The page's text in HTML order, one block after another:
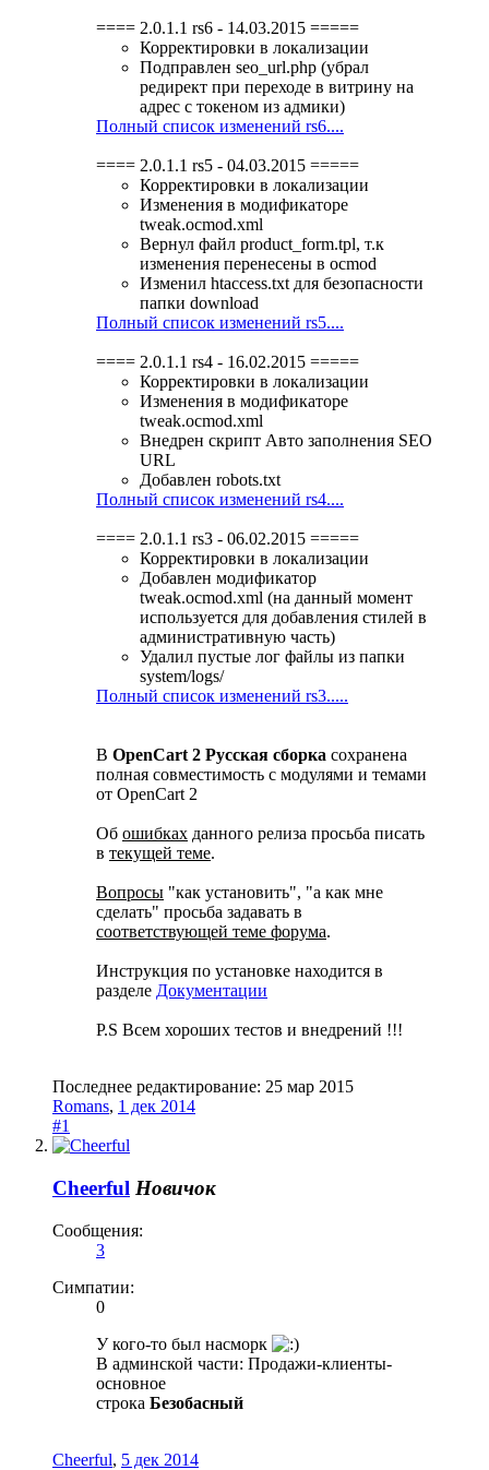
==== 2.0.1.1 rs6 - 14.03.2015 =====
Корректировки в локализации
Подправлен seo_url.php (убрал
редирект при переходе в витрину на
адрес с токеном из адмики)
Полный список изменений rs6....
==== 2.0.1.1 rs5 - 04.03.2015 =====
Корректировки в локализации
Изменения в модификаторе
tweak.ocmod.xml
Вернул файл product_form.tpl, т.к
изменения перенесены в ocmod
Изменил htaccess.txt для безопасности
папки download
Полный список изменений rs5....
==== 2.0.1.1 rs4 - 16.02.2015 =====
Корректировки в локализации
Изменения в модификаторе
tweak.ocmod.xml
Внедрен скрипт Авто заполнения SEO
URL
Добавлен robots.txt
Полный список изменений rs4....
==== 2.0.1.1 rs3 - 06.02.2015 =====
Корректировки в локализации
Добавлен модификатор
tweak.ocmod.xml (на данный момент
используется для добавления стилей в
административную часть)
Удалил пустые лог файлы из папки
system/logs/
Полный список изменений rs3.....
В OpenCart 2 Русская сборка сохранена
полная совместимость с модулями и темами
от OpenCart 2
Об ошибках данного релиза просьба писать
в текущей теме.
Вопросы "как установить", "а как мне
сделать" просьба задавать в
соответствующей теме форума.
Инструкция по установке находится в
разделе Документации
P.S Всем хороших тестов и внедрений !!!
Последнее редактирование: 25 мар 2015
Romans, 1 дек 2014
#1
Cheerful Новичок
Сообщения:
3
Симпатии:
0
У кого-то был насморк
В админской части: Продажи-клиенты-
основное
строка Безобасный
Cheerful, 5 дек 2014